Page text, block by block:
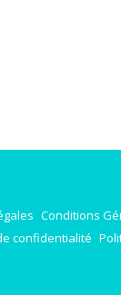
Conditions
confidentialité